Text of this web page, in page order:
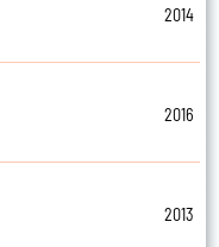
2014
2016
2013